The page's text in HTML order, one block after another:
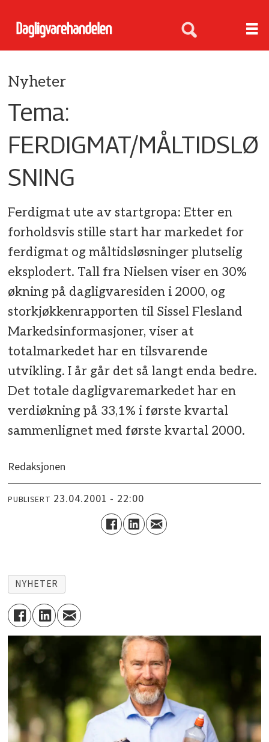
Nyheter
Tema:
FERDIGMAT/MÅLTIDSLØ
SNING
Ferdigmat ute av startgropa: Etter en
forholdsvis stille start har markedet for
ferdigmat og måltidsløsninger plutselig
eksplodert. Tall fra Nielsen viser en 30%
økning på dagligvaresiden i 2000, og
storkjøkkenrapporten til Sissel Flesland
Markedsinformasjoner, viser at
totalmarkedet har en tilsvarende
utvikling. I år går det så langt enda bedre.
Det totale dagligvaremarkedet har en
verdiøkning på 33,1% i første kvartal
sammenlignet med første kvartal 2000.
Redaksjonen
PUBLISERT 23.04.2001 - 22:00
NYHETER